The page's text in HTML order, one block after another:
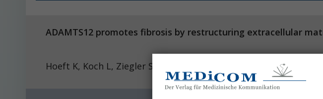
ADAMTS12 promotes fibrosis by restructuring extracellular
Hoeft K, Koch L, Ziegler S, Zhang L, Luetke S, Tanzer MC, et al.